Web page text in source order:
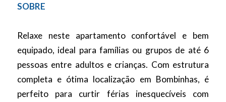
SOBRE
Relaxe neste apartamento confortável e bem
equipado, ideal para famílias ou grupos de até 6
pessoas entre adultos e crianças. Com estrutura
completa e ótima localização em Bombinhas, é
perfeito para curtir férias inesquecíveis com